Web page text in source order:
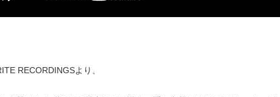
RECORDINGSより、